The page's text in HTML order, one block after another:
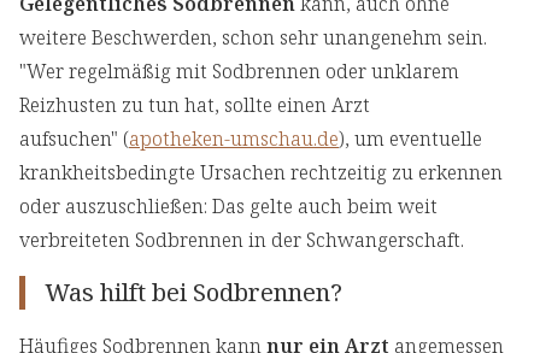
weitere Beschwerden, schon sehr unangenehm sein.
"Wer regelmäßig mit Sodbrennen oder unklarem
Reizhusten zu tun hat, sollte einen Arzt
aufsuchen" (apotheken-umschau.de), um eventuelle
krankheitsbedingte Ursachen rechtzeitig zu erkennen
oder auszuschließen: Das gelte auch beim weit
verbreiteten Sodbrennen in der Schwangerschaft.
Was hilft bei Sodbrennen?
Häufiges Sodbrennen kannnur ein Arzt angemessen